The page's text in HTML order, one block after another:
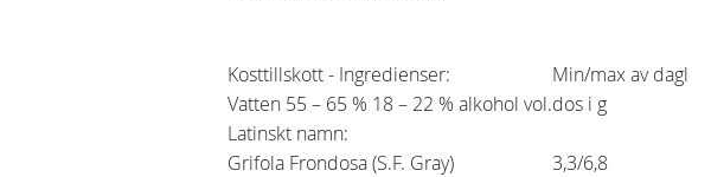
Kosttillskott - Ingredienser:
Min/max av dagl
Vatten 55 – 65 % 18 – 22 % alkohol vol.dos i g
Latinskt namn:
Grifola Frondosa (S.F. Gray)
3,3/6,8